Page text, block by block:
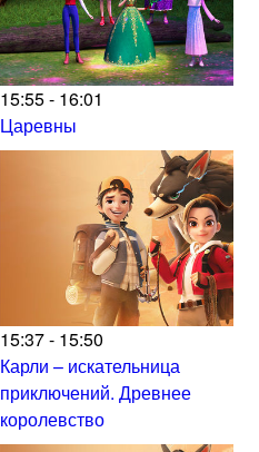
15:55 - 16:01
Царевны
15:37 - 15:50
Карли – искательница
приключений. Древнее
королевство